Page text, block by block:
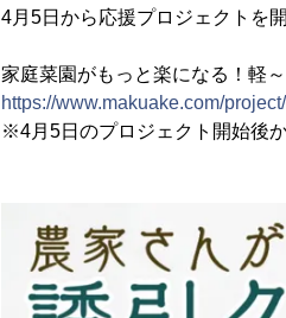
4月5日から応援プロジェクトを
家庭菜園がもっと楽になる！軽
https://www.makuake.com/
※4月5日のプロジェクト開始後